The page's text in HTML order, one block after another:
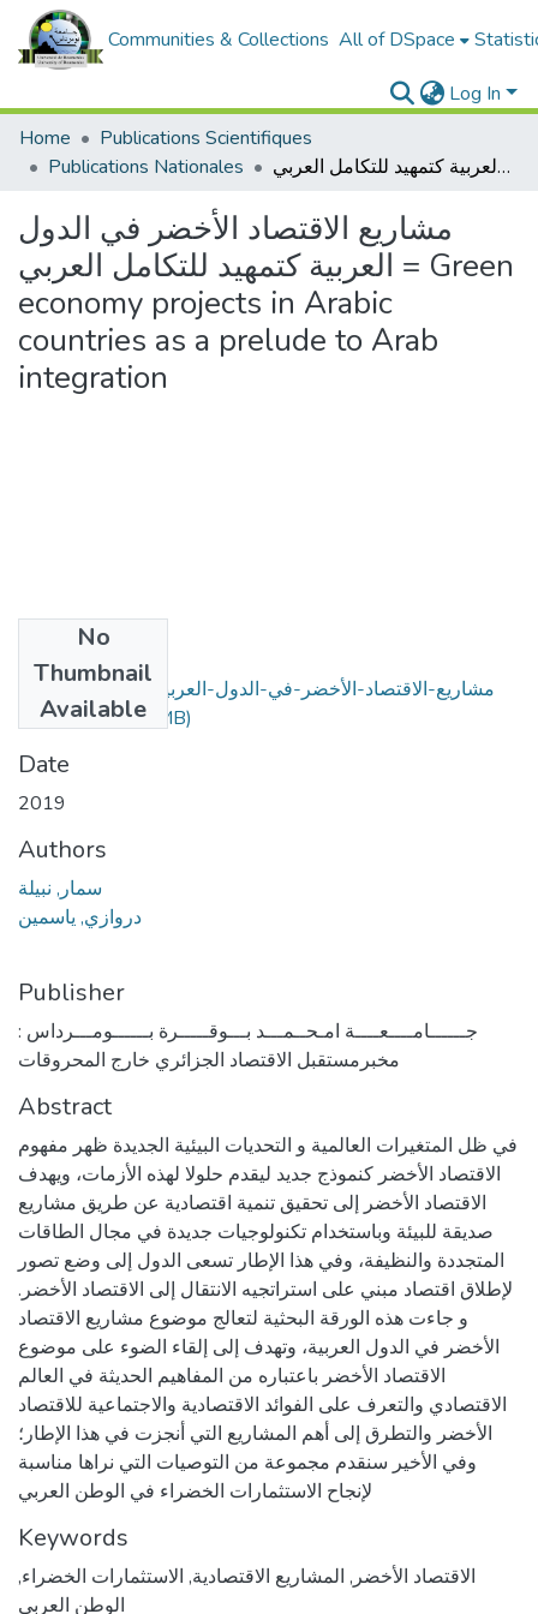
Communities & Collections All of DSpace
Log In
Home
Publications Scientifiques
Publications Nationales
مشاريع الاقتصاد الأخضر في الدول العربية كتمهيد للتكامل العربي = Green economy projects in Arabic countries as a prelude to Arab integration
مشاريع الاقتصاد الأخضر في الدول
العربية كتمهيد للتكامل العربي = Green
economy projects in Arabic
countries as a prelude to Arab
integration
No
Thumbnail
Available
مشاريع-الاقتصاد-الأخضر-في-الدول-العربية-كتمهيد-للتكامل-
العربي.pdf(1.66 MB)
Date
2019
Authors
سمار, نبيلة
دروازي, ياسمين
Publisher
جــــــامــــعــــة امـحــمـــد بـــوقـــــرة بــــــومـــرداس :
مخبرمستقبل الاقتصاد الجزائري خارج المحروقات
Abstract
في ظل المتغيرات العالمية و التحديات البيئية الجديدة ظهر مفهوم
الاقتصاد الأخضر كنموذج جديد ليقدم حلولا لهذه الأزمات، ويهدف
الاقتصاد الأخضر إلى تحقيق تنمية اقتصادية عن طريق مشاريع
صديقة للبيئة وباستخدام تكنولوجيات جديدة في مجال الطاقات
المتجددة والنظيفة، وفي هذا الإطار تسعى الدول إلى وضع تصور
لإطلاق اقتصاد مبني على استراتجيه الانتقال إلى الاقتصاد الأخضر.
و جاءت هذه الورقة البحثية لتعالج موضوع مشاريع الاقتصاد
الأخضر في الدول العربية، وتهدف إلى إلقاء الضوء على موضوع
الاقتصاد الأخضر باعتباره من المفاهيم الحديثة في العالم
الاقتصادي والتعرف على الفوائد الاقتصادية والاجتماعية للاقتصاد
الأخضر والتطرق إلى أهم المشاريع التي أنجزت في هذا الإطار؛
وفي الأخير سنقدم مجموعة من التوصيات التي نراها مناسبة
لإنجاح الاستثمارات الخضراء في الوطن العربي
Keywords
الاقتصاد الأخضر , المشاريع الاقتصادية, الاستثمارات الخضراء,
الوطن العربي